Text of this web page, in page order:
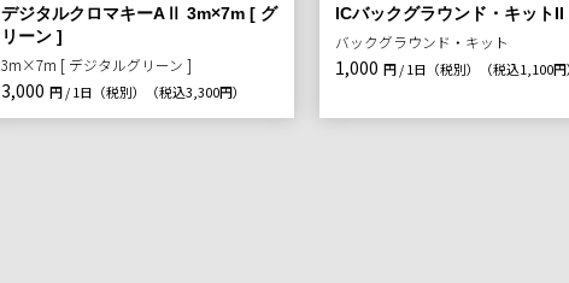
デジタルクロマキーAⅡ 3m×7m [ グ
リーン ]
3m×7m [ デジタルグリーン ]
3,000 円 / 1日（税別） （税込3,300円）
ICバックグラウンド・キットII
バックグラウンド・キット
1,000 円 / 1日（税別） （税込1,100